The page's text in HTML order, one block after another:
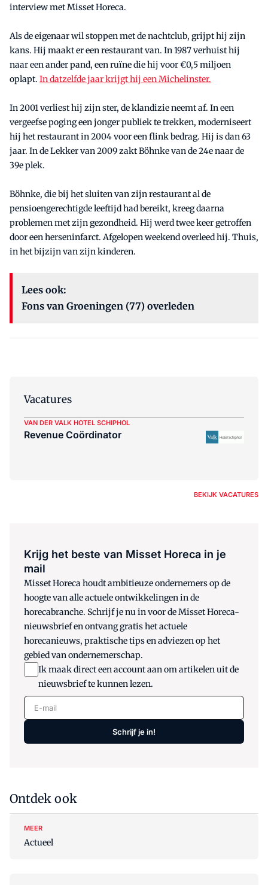
interview met Misset Horeca.
Als de eigenaar wil stoppen met de nachtclub, grijpt hij zijn
kans. Hij maakt er een restaurant van. In 1987 verhuist hij
naar een ander pand, een ruïne die hij voor €0,5 miljoen
oplapt. In datzelfde jaar krijgt hij een Michelinster.
In 2001 verliest hij zijn ster, de klandizie neemt af. In een
vergeefse poging een jonger publiek te trekken, moderniseert
hij het restaurant in 2004 voor een flink bedrag. Hij is dan 63
jaar. In de Lekker van 2009 zakt Böhnke van de 24e naar de
39e plek.
Böhnke, die bij het sluiten van zijn restaurant al de
pensioengerechtigde leeftijd had bereikt, kreeg daarna
problemen met zijn gezondheid. Hij werd twee keer getroffen
door een herseninfarct. Afgelopen weekend overleed hij. Thuis,
in het bijzijn van zijn kinderen.
Lees ook:
Fons van Groeningen (77) overleden
Vacatures
VAN DER VALK HOTEL SCHIPHOL
Revenue Coördinator
BEKIJK VACATURES
Krijg het beste van Misset Horeca in je
mail
Misset Horeca houdt ambitieuze ondernemers op de
hoogte van alle actuele ontwikkelingen in de
horecabranche. Schrijf je nu in voor de Misset Horeca-
nieuwsbrief en ontvang gratis het actuele
horecanieuws, praktische tips en adviezen op het
gebied van ondernemerschap.
Ik maak direct een account aan om artikelen uit de
nieuwsbrief te kunnen lezen.
E-mail
Schrijf je in!
Ontdek ook
MEER
Actueel